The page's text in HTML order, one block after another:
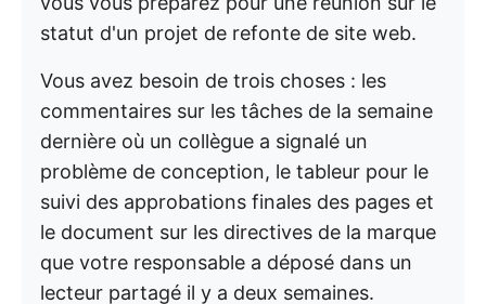
statut d'un projet de refonte de site web.
Vous avez besoin de trois choses : les
commentaires sur les tâches de la semaine
dernière où un collègue a signalé un
problème de conception, le tableur pour le
suivi des approbations finales des pages et
le document sur les directives de la marque
que votre responsable a déposé dans un
lecteur partagé il y a deux semaines.